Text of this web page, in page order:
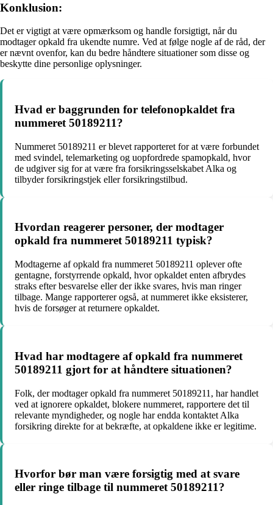
Konklusion:
Det er vigtigt at være opmærksom og handle forsigtigt, når du
modtager opkald fra ukendte numre. Ved at følge nogle af de råd, der
er nævnt ovenfor, kan du bedre håndtere situationer som disse og
beskytte dine personlige oplysninger.
Hvad er baggrunden for telefonopkaldet fra
nummeret 50189211?
Nummeret 50189211 er blevet rapporteret for at være forbundet
med svindel, telemarketing og uopfordrede spamopkald, hvor
de udgiver sig for at være fra forsikringsselskabet Alka og
tilbyder forsikringstjek eller forsikringstilbud.
Hvordan reagerer personer, der modtager
opkald fra nummeret 50189211 typisk?
Modtagerne af opkald fra nummeret 50189211 oplever ofte
gentagne, forstyrrende opkald, hvor opkaldet enten afbrydes
straks efter besvarelse eller der ikke svares, hvis man ringer
tilbage. Mange rapporterer også, at nummeret ikke eksisterer,
hvis de forsøger at returnere opkaldet.
Hvad har modtagere af opkald fra nummeret
50189211 gjort for at håndtere situationen?
Folk, der modtager opkald fra nummeret 50189211, har handlet
ved at ignorere opkaldet, blokere nummeret, rapportere det til
relevante myndigheder, og nogle har endda kontaktet Alka
forsikring direkte for at bekræfte, at opkaldene ikke er legitime.
Hvorfor bør man være forsigtig med at svare
eller ringe tilbage til nummeret 50189211?